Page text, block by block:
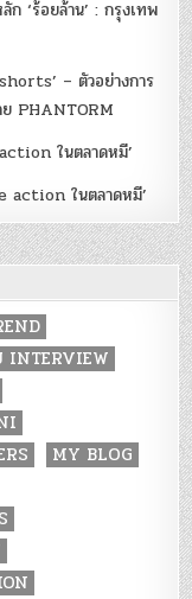
‘ร้อยล้าน’ : กรุงเทพ
– ตัวอย่างการ
PHANTORM
ในตลาดหมี’
action ในตลาดหมี’
INTERVIEW
MY BLOG